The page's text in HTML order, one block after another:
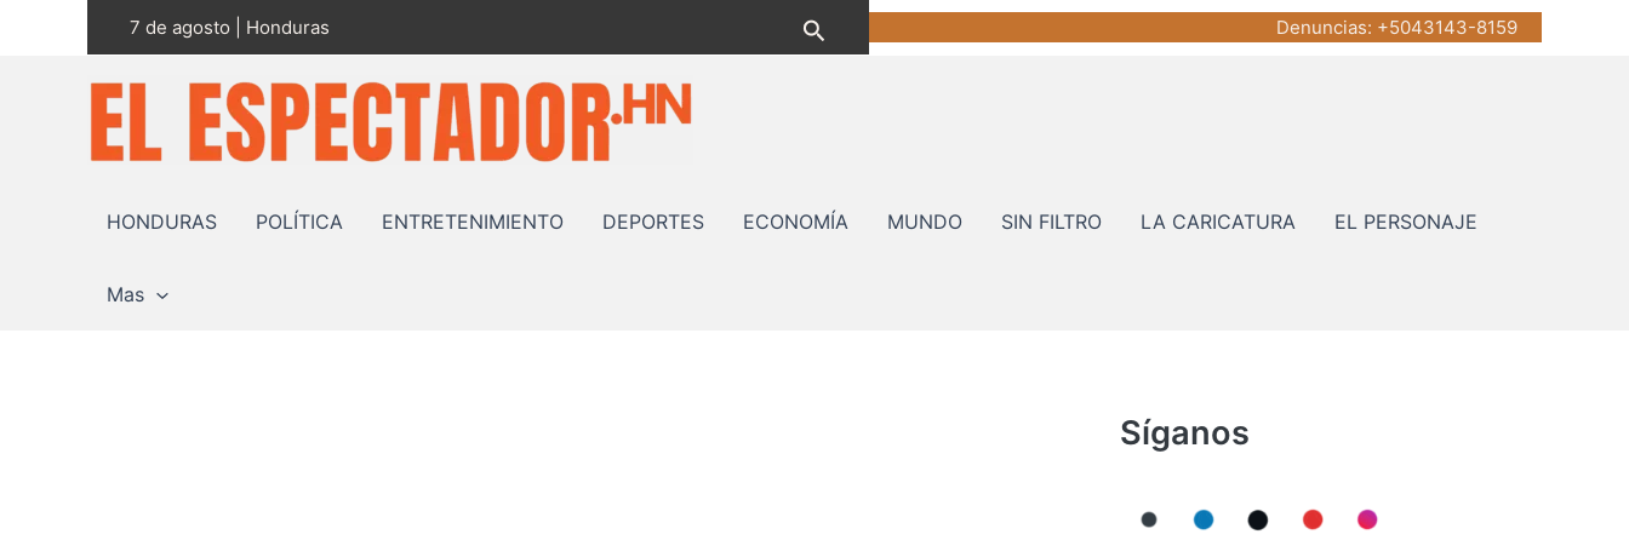
7 de agosto | Honduras Buscar Denuncias: +5043143-8159
HONDURAS POLÍTICA ENTRETENIMIENTO DEPORTES ECONOMÍA MUNDO SIN FILTRO LA CARICATURA EL PERSONAJE
Mas
Síganos